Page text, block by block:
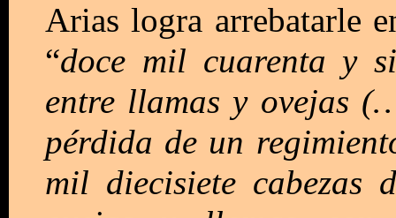
Arias logra arrebatarle
“doce mil cuarenta y
entre llamas y ovejas
pérdida de un
mil diecisiete cabezas